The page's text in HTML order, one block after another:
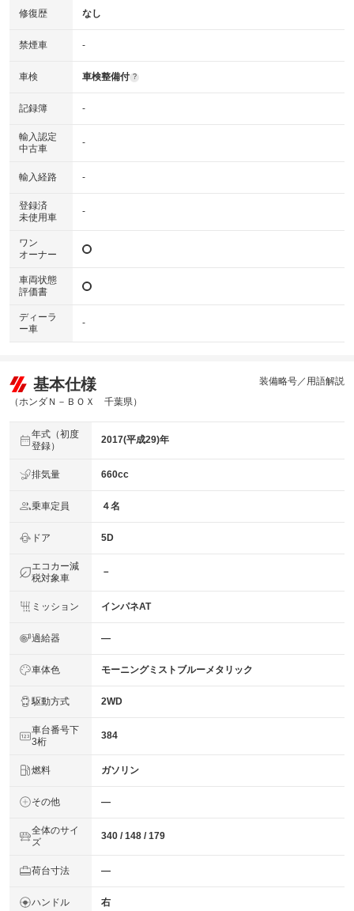
修復歴 なし
禁煙車 -
車検 車検整備付 ?
記録簿 -
輸入認定
中古車
-
輸入経路 -
登録済
未使用車
-
ワン
オーナー
車両状態
評価書
ディーラ
ー車
-
基本仕様
（ホンダＮ－ＢＯＸ 千葉県）
装備略号／用語解説
年式（初度
登録）
2017(平成29)年
排気量 660cc
乗車定員 ４名
ドア 5D
エコカー減
税対象車
－
ミッション インパネAT
過給器 ―
車体色 モーニングミストブルーメタリック
駆動方式 2WD
車台番号下
3桁
384
燃料 ガソリン
その他 ―
全体のサイ
ズ
340 / 148 / 179
荷台寸法 ―
ハンドル 右